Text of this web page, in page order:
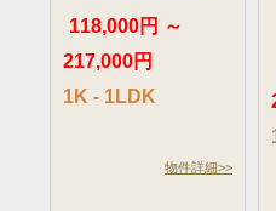
118,000円 ～
217,000円
1K - 1LDK
物件詳細>>